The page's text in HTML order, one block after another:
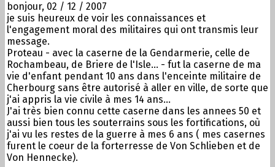
bonjour, 02 / 12 / 2007
je suis heureux de voir les connaissances et
l'engagement moral des militaires qui ont transmis leur
message.
Proteau - avec la caserne de la Gendarmerie, celle de
Rochambeau, de Briere de l'Isle... - fut la caserne de ma
vie d'enfant pendant 10 ans dans l'enceinte militaire de
Cherbourg sans être autorisé à aller en ville, de sorte que
j'ai appris la vie civile à mes 14 ans...
J'ai très bien connu cette caserne dans les annees 50 et
aussi bien tous les souterrains sous les fortifications, où
j'ai vu les restes de la guerre à mes 6 ans ( mes casernes
furent le coeur de la forterresse de Von Schlieben et de
Von Hennecke).